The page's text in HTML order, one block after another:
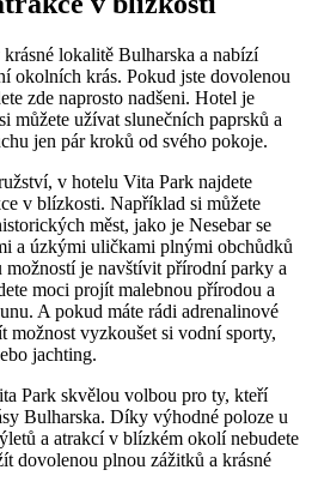
lokalitě Bulharska a nabízí
okolních krás. Pokud jste dovolenou
zde naprosto nadšeni. Hotel je
můžete užívat slunečních paprsků a
jen pár kroků od svého pokoje.
v hotelu Vita Park najdete
v blízkosti. Například si můžete
měst, jako je Nesebar se
a úzkými uličkami plnými obchůdků
možností je navštívit přírodní parky a
moci projít malebnou přírodou a
A pokud máte rádi adrenalinové
možnost vyzkoušet si vodní sporty,
jachting.
Park skvělou volbou pro ty, kteří
Bulharska. Díky výhodné poloze u
a atrakcí v blízkém okolí nebudete
dovolenou plnou zážitků a krásné